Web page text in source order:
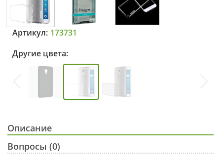
Артикул: 173731
Другие цвета:
Описание
Вопросы (0)